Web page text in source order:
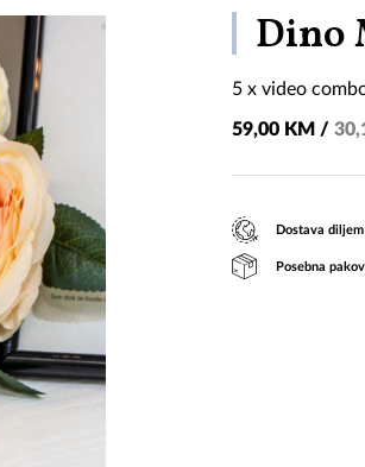
Dino
5 x video
59,00 KM /
Dostava
Posebna